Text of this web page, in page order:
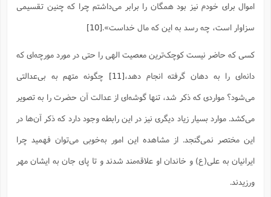
اموال برای خودم نیز بود همگان را برابر می‌داشتم چرا که چنین تقسیمی
سزاوار است، چه رسد به این که مال خداست».[10]
کسی که حاضر نیست کوچک‌ترین معصیت الهی را حتی در مورد مورچه‌ای که
دانه‌ای را به دهان گرفته انجام دهد،[11]
‌ چگونه متهم به بی‌عدالتی
می‌شود؟ مواردی که ذکر شد، تنها گوشه‌ای از عدالت آن حضرت را به تصویر
می‌کشد. موارد بسیار زیاد دیگری نیز در این رابطه وجود دارد که ذکر آن‌ها در
این مختصر نمی‌گنجد. از مشاهده این امور به‌خوبی می‌توان فهمید چرا
ایرانیان به علی(ع) و خاندان او علاقه‌مند شدند و تا پای جان به ایشان مهر
ورزیدند.